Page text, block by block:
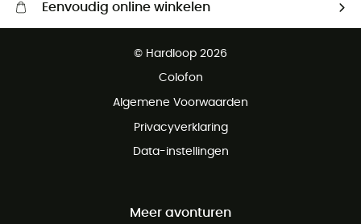
Eenvoudig online winkelen
Gratis retourneren binnen 100 dagen
© Hardloop 2026
Colofon
Algemene Voorwaarden
Privacyverklaring
Data-instellingen
Meer avonturen